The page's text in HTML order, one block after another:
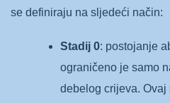
se definiraju na sljedeći način:
Stadij 0: postojanje
ograničeno je samo
debelog crijeva.